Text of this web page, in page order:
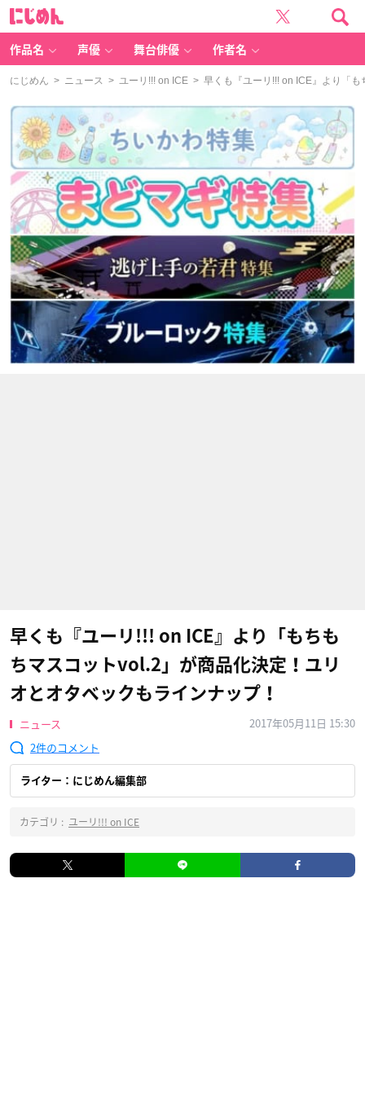
作品名 声優 舞台俳優 作者名
にじめん > ニュース > ユーリ!!! on ICE > 早くも『ユーリ!!! on ICE』より「
早くも『ユーリ!!! on ICE』より「もちも
ちマスコットvol.2」が商品化決定！ユリ
オとオタベックもラインナップ！
ニュース
2017年05月11日 15:30
2
ライター：にじめん編集部
カテゴリ : ユーリ!!! on ICE